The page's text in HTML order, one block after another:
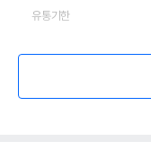
유통기한